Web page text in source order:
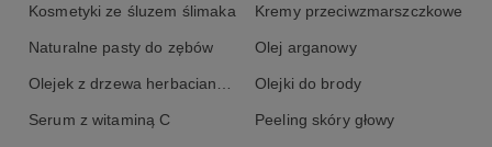
Kosmetyki ze śluzem ślimaka Kremy przeciwzmarszczkowe
Naturalne pasty do zębów Olej arganowy
Olejek z drzewa herbacianego Olejki do brody
Serum z witaminą C Peeling skóry głowy